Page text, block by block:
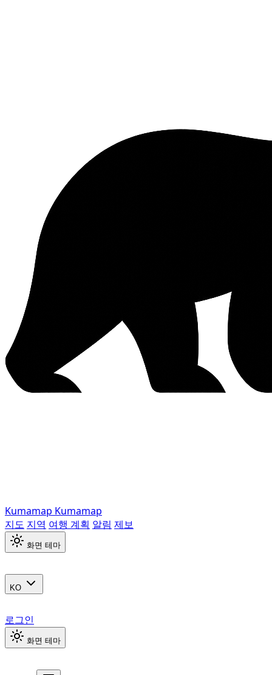
Kumamap Kumamap
지도 지역 여행 계획 알림 제보
화면 테마
KO
로그인
화면 테마